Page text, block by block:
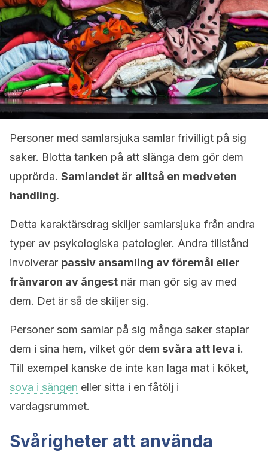
Personer med samlarsjuka samlar frivilligt på sig
saker. Blotta tanken på att slänga dem gör dem
upprörda. Samlandet är alltså en medveten
handling.
Detta karaktärsdrag skiljer samlarsjuka från andra
typer av psykologiska patologier. Andra tillstånd
involverar passiv ansamling av föremål eller
frånvaron av ångest när man gör sig av med
dem. Det är så de skiljer sig.
Personer som samlar på sig många saker staplar
dem i sina hem, vilket gör dem svåra att leva i.
Till exempel kanske de inte kan laga mat i köket,
sova i sängen eller sitta i en fåtölj i
vardagsrummet.
Svårigheter att använda